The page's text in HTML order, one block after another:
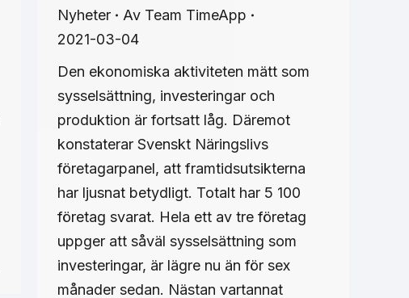
Nyheter Av Team TimeApp
2021-03-04
Den ekonomiska aktiviteten mätt som
sysselsättning, investeringar och
produktion är fortsatt låg. Däremot
konstaterar Svenskt Näringslivs
företagarpanel, att framtidsutsikterna
har ljusnat betydligt. Totalt har 5 100
företag svarat. Hela ett av tre företag
uppger att såväl sysselsättning som
investeringar, är lägre nu än för sex
månader sedan. Nästan vartannat